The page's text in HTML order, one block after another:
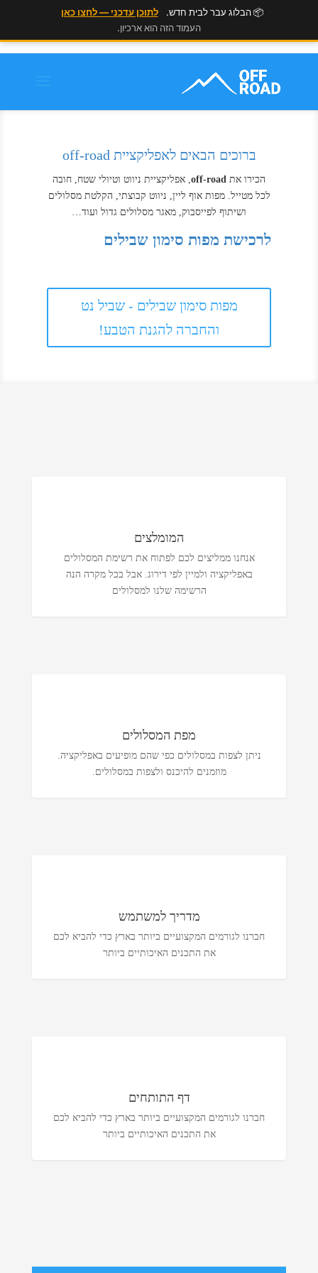
📦 הבלוג עבר לבית חדש.
לתוכן עדכני — לחצו כאן
העמוד הזה הוא ארכיון.
ברוכים הבאים לאפליקציית off-road
הכירו את off-road, אפליקציית ניווט וטיולי שטח, חובה
לכל מטייל. מפות אוף ליין, ניווט קבוצתי, הקלטת מסלולים
ושיתוף לפייסבוק, מאגר מסלולים גדול ועוד…
לרכישת מפות סימון שבילים
מפות סימון שבילים - שביל נט
והחברה להגנת הטבע!
המומלצים
אנחנו ממליצים לכם לפתוח את רשימת המסלולים
באפליקציה ולמיין לפי דירוג. אבל בכל מקרה הנה
הרשימה שלנו למסלולים
מפת המסלולים
ניתן לצפות במסלולים כפי שהם מופיעים באפליקציה.
מוזמנים להיכנס ולצפות במסלולים.
מדריך למשתמש
חברנו לגורמים המקצועיים ביותר בארץ כדי להביא לכם
את התכנים האיכותיים ביותר
דף התותחים
חברנו לגורמים המקצועיים ביותר בארץ כדי להביא לכם
את התכנים האיכותיים ביותר